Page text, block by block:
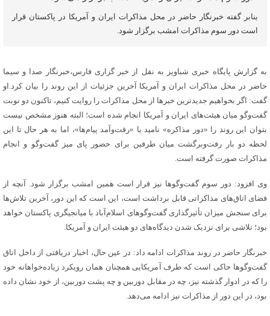
بنابر گفته خبرنگار حاضر در محل مذاکرات ایران و آمریکا در پاکستان قرار
است دور سوم مذاکرات امشب برگزار شود.
به گزارش پایگاه خبری شباویز به نقل از خبر گزاری فارس،خبرنگار صدا و سیما
حاضر در محل مذاکرات ایران و آمریکا آخرین جزئیات از این روند را بیان کرد.او
گفت: اگر بخواهیم جدیدترین خبرها از محل مذاکرات را روایت کنیم، تاکنون دو نوبت
گفت‌وگو میان هیئت‌های ایران و آمریکا انجام شده است؛ البته هنوز مشخص نیست
بتوان این روند را «دور مذاکره» نامید یا «رفت‌وآمد پیام‌ها»، اما به هر حال تا این
لحظه دو بار رفت‌وبرگشت میان طرفین برای حضور پای میز گفت‌وگو و انجام
مذاکرات صورت گرفته است.
وی افزود: دور سوم گفت‌وگوها نیز قرار است همین امشب برگزار شود. آنچه از
فضای اتاق‌های مذاکراتی قابل برداشت است، این است که این دور، آخرین تلاش‌ها
برای سنجش میزان تأثیرگذاری گفت‌وگوهای اسلام‌آباد با میانجیگری پاکستان خواهد
بود؛ تلاشی برای نزدیک شدن دیدگاه‌های دو هیئت ایران و آمریکا.
خبرنگار حاضر در روند مذاکرات ادامه داد: در عین حال، اخبار دریافتی از داخل اتاق
گفت‌وگوها حاکی است که طرف آمریکایی همچنان همان رویکرد زیاده‌خواهانه خود
را که در ادوار گذشته نیز، چه در مقابل دوربین و چه پشت دوربین، از خود نشان داده
بود، در این دور از مذاکرات نیز ادامه می‌دهد.